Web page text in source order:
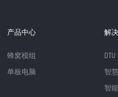
产品中心
蜂窝模组
单板电脑
解
DTU
智
智